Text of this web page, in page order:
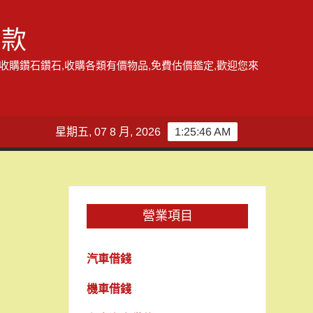
購鑽石鑽石,收購各類有價物品,免費估價鑑定,歡迎您來
1:25:47 AM
星期五, 07 8 月, 2026
營業項目
汽車借錢
機車借錢